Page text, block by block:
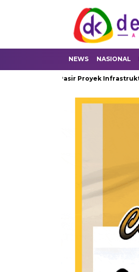
NEWS NASIONAL
Pasir Proyek Infrastruktur 2025